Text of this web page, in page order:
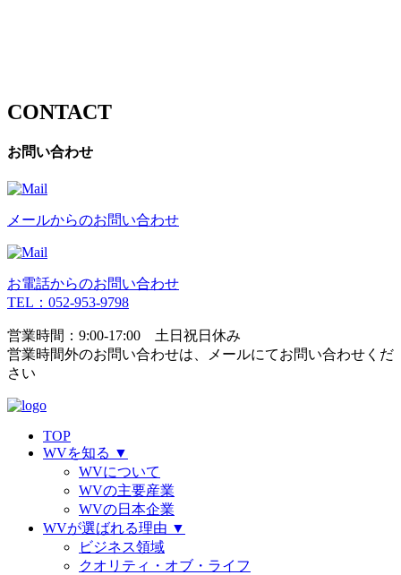
CONTACT
お問い合わせ
メールからのお問い合わせ
お電話からのお問い合わせ
TEL：052-953-9798
営業時間：9:00-17:00 土日祝日休み
営業時間外のお問い合わせは、
メールにてお問い合わせくだ
さい
TOP
WVを知る ▼
WVについて
WVの主要産業
WVの日本企業
WVが選ばれる理由 ▼
ビジネス領域
クオリティ・オブ・ライフ